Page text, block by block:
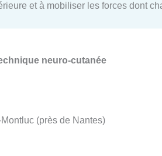
et à mobiliser les forces dont
neuro-cutanée
(près de Nantes)